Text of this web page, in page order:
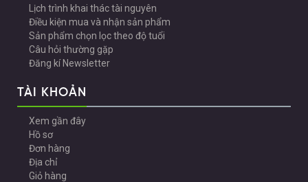
Lịch trình khai thác tài nguyên
Điều kiện mua và nhận sản phẩm
Sản phẩm chọn lọc theo độ tuổi
Câu hỏi thường gặp
Đăng kí Newsletter
TÀI KHOẢN
Xem gần đây
Hồ sơ
Đơn hàng
Địa chỉ
Giỏ hàng